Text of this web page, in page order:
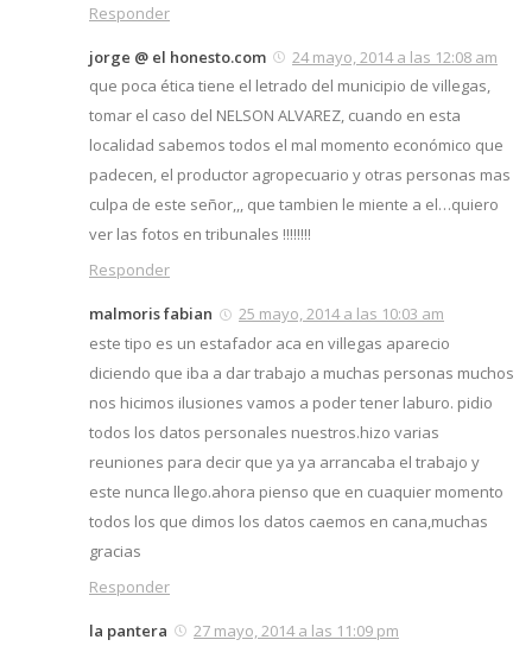
Responder
jorge @ el honesto.com
24 mayo, 2014 a las 12:08 am
que poca ética tiene el letrado del municipio de villegas,
tomar el caso del NELSON ALVAREZ, cuando en esta
localidad sabemos todos el mal momento económico que
padecen, el productor agropecuario y otras personas mas
culpa de este señor,,, que tambien le miente a el…quiero
ver las fotos en tribunales !!!!!!!!
Responder
malmoris fabian
25 mayo, 2014 a las 10:03 am
este tipo es un estafador aca en villegas aparecio
diciendo que iba a dar trabajo a muchas personas muchos
nos hicimos ilusiones vamos a poder tener laburo. pidio
todos los datos personales nuestros.hizo varias
reuniones para decir que ya ya arrancaba el trabajo y
este nunca llego.ahora pienso que en cuaquier momento
todos los que dimos los datos caemos en cana,muchas
gracias
Responder
la pantera
27 mayo, 2014 a las 11:09 pm